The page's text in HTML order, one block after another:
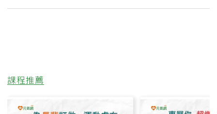
課程推薦